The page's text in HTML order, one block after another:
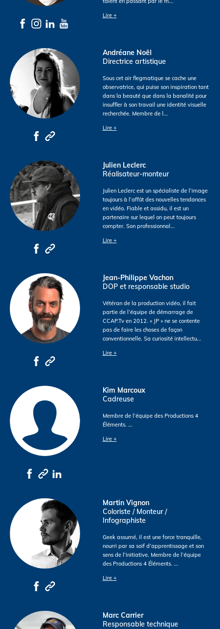
Lire +
Andréane Noël
Directrice artistique
Sous cet air flegmatique se cache une
observatrice, qui puise son inspiration tant
dans la beauté que dans la banalité pour
insuffler à son travail une identité visuelle
recherchée. Membre de l...
Lire +
Julien Leclerc
Réalisateur-monteur
Julien Leclerc est un spécialiste de l’image
toujours à l’affût des nouvelles tendances
en vidéo. Fiable et assidu, il est un
partenaire sur lequel on peut toujours
compter. Son professionnal...
Lire +
Jean-Philippe Vachon
DOP et responsable studio
Vétéran de la production vidéo, il fait
partie de l’équipe de démarrage de
CCAP.Tv en 2012. « JP » ne se contente
pas de faire les choses de façon
conventionnelle. Sa curiosité intellectu...
Lire +
Kim Marcoux
Cadreuse
Membre de l’équipe des Productions 4
Éléments. ...
Lire +
Martin Vignon
Coloriste / Monteur /
Infographiste
Geek assumé, il est une force tranquille,
nourri par sa soif d’apprentissage et son
sens de l’initiative. Membre de l’équipe
des Productions 4 Éléments. ...
Lire +
Marc Carrier
Responsable technique